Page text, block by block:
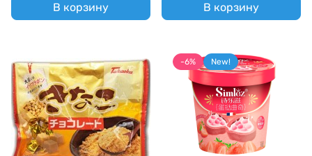
В корзину В корзину
-6% New!